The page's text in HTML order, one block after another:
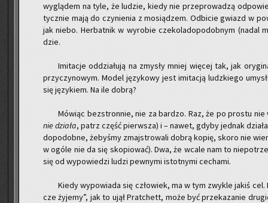
wy­glą­dem na tyle, że lu­dzie, kiedy nie prze­pro­wa­dzą
tycz­nie mają do czy­nie­nia z mo­sią­dzem. Od­bi­cie gwiazd w
jak niebo. Her­bat­nik w wy­ro­bie cze­ko­la­do­po­dob­nym (nadal
dzie.
Imi­ta­cje od­dzia­łu­ją na zmy­sły mniej wię­cej tak, jak
przy­czy­no­wym. Model ję­zy­ko­wy jest imi­ta­cją ludz­kie­go
się ję­zy­kiem. Na ile dobrą?
Mó­wiąc bez­stron­nie, nie za bar­dzo. Raz, że po pro­stu
nie dzia­ła, patrz część pierw­sza) i – nawet, gdyby jed­nak
do­po­dob­ne, że­by­śmy zmaj­stro­wa­li dobrą kopię, skoro nie
w ogóle nie da się sko­pio­wać). Dwa, że wcale nam to
się od wy­po­wie­dzi ludzi pew­ny­mi istot­ny­mi ce­cha­mi.
Kiedy wy­po­wia­da się czło­wiek, ma w tym zwy­kle jakiś
cze ży­je­my”, jak to ujął Prat­chett, może być prze­ka­za­nie